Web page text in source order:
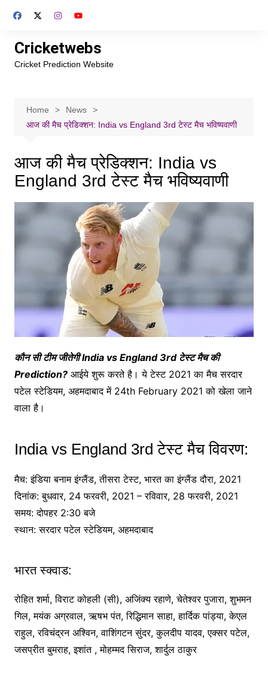
Cricketwebs
Cricket Prediction Website
Home
News
आज की मैच प्रेडिक्शन: India vs England 3rd टेस्ट मैच भविष्यवाणी
आज की मैच प्रेडिक्शन: India vs
England 3rd टेस्ट मैच भविष्यवाणी
कौन सी टीम जीतेगी India vs England 3rd टेस्ट मैच की
Prediction?आईये शुरू करते है। ये टेस्ट 2021 का मैच सरदार
पटेल स्टेडियम, अहमदाबाद में 24th February 2021 को खेला जाने
वाला है।
India vs England 3rd टेस्ट मैच विवरण:
मैच: इंडिया बनाम इंग्लैंड, तीसरा टेस्ट, भारत का इंग्लैंड दौरा, 2021
दिनांक: बुधवार, 24 फरवरी, 2021 – रविवार, 28 फरवरी, 2021
समय: दोपहर 2:30 बजे
स्थान: सरदार पटेल स्टेडियम, अहमदाबाद
भारत स्क्वाड:
रोहित शर्मा, विराट कोहली (सी), अजिंक्य रहाणे, चेतेश्वर पुजारा, शुभमन
गिल, मयंक अग्रवाल, ऋषभ पंत, रिद्धिमान साहा, हार्दिक पांड्या, केएल
राहुल, रविचंद्रन अश्विन, वाशिंगटन सुंदर, कुलदीप यादव, एक्सर पटेल,
जसप्रीत बुमराह, इशांत , मोहम्मद सिराज, शार्दुल ठाकुर